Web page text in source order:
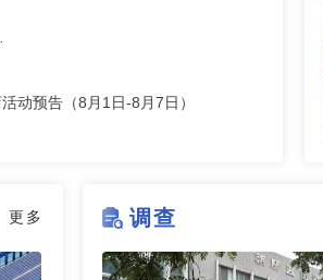
动预告（8月1日-8月7日）
更多 调查